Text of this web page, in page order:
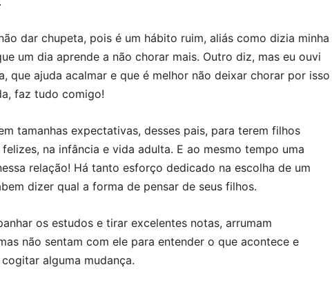
dar chupeta, pois é um hábito ruim, aliás como dizia minha
um dia aprende a não chorar mais. Outro diz, mas eu ouvi
que ajuda acalmar e que é melhor não deixar chorar por isso
faz tudo comigo!
tamanhas expectativas, desses pais, para terem filhos
na infância e vida adulta. E ao mesmo tempo uma
relação! Há tanto esforço dedicado na escolha de um
dizer qual a forma de pensar de seus filhos.
os estudos e tirar excelentes notas, arrumam
não sentam com ele para entender o que acontece e
alguma mudança.